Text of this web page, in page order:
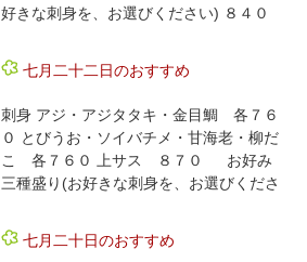
好きな刺身を、お選びください) ８４０
七月二十二日のおすすめ
刺身 アジ・アジタタキ・金目鯛 各７６
０ とびうお・ソイバチメ・甘海老・柳だ
こ 各７６０ 上サス ８７０ お好み
三種盛り(お好きな刺身を、お選びくださ
七月二十日のおすすめ